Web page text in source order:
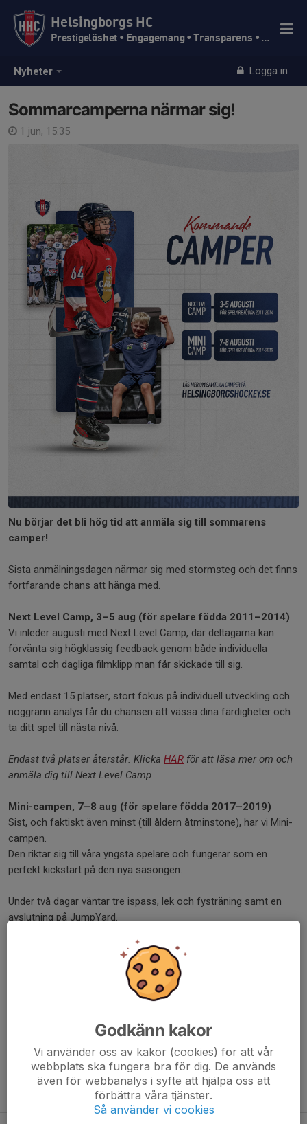
Nyheter Logga in
Helsingborgs HC
Prestigelöshet • Engagemang • Transparens • Trivsel
Sommarcamperna närmar sig!
1 jun, 15:35
Nu börjar det bli hög tid att anmäla sig till sommarens
camper!
Sista anmälningsdagen närmar sig med stormsteg och det finns
fortfarande chans att hänga med.
Next Level Camp, 3–5 aug (för spelare födda 2011–2014)
Vi inleder augusti med Next Level Camp, där deltagarna kan
förvänta sig högklassig feedback genom både individuella
samtal och dagliga filmklipp man får skickade till sig.
Med endast 15 platser, stort fokus på individuell utveckling och
noggrann analys får du chansen att vässa dina färdigheter och
ta ditt spel till nästa nivå.
Endast två platser återstår. Klicka HÄR för att läsa mer om och
anmäla dig till Next Level Camp
Mini-campen, 7–8 aug (för spelare födda 2017–2019)
Sist, och faktiskt även minst (till åldern åtminstone), har vi Mini-
campen.
Den riktar sig till våra yngsta spelare och fungerar som en
perfekt kickstart på den nya säsongen.
Under två dagar väntar tre ispass, lek och fysträning samt en
avslutning på JumpYard.
för att läsa mer om och anmäla dig till Mini-campen
Tidigare nyheter
Helsingborgs HC har flyttat till nya hemsidor!
29 jul, 11:42
Godkänn kakor
Vi använder oss av kakor (cookies) för att vår
webbplats ska fungera bra för dig. De används
även för webbanalys i syfte att hjälpa oss att
förbättra våra tjänster.
Så använder vi cookies